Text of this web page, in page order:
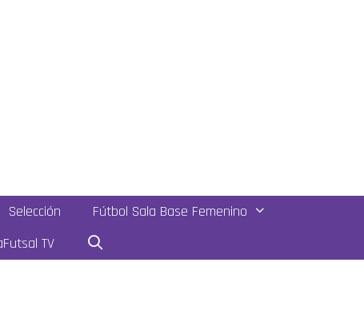
Selección
Fútbol Sala Base Femenino
TV